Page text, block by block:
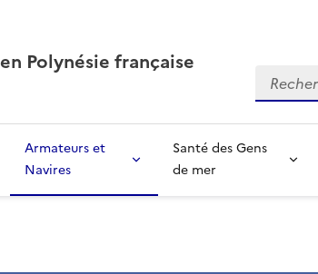
Polynésie française Recherche
Armateurs et
Navires
Santé des Gens
de mer